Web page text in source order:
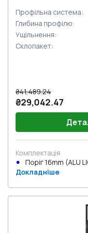
Профільна система:
Глибина профілю:
Ущільнення:
Склопакет:
₴41,489.24
₴29,042.47
Комплектація
Поріг 16mm (ALU
Докладніше